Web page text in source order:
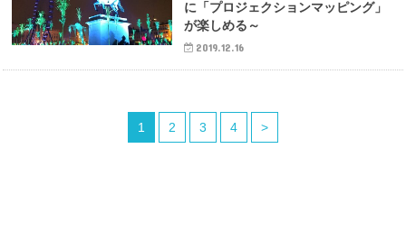
に「プロジェクションマッピング」
が楽しめる～
2019.12.16
1 2 3 4 >